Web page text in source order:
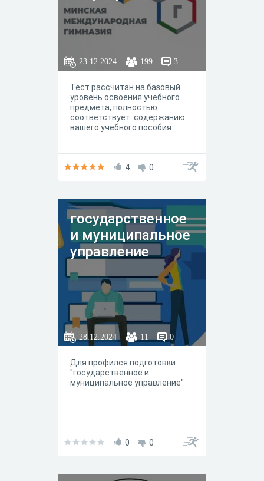
23.12.2024 199 3
Тест рассчитан на базовый
уровень освоения учебного
предмета, полностью
соответствует содержанию
вашего учебного пособия.
4 0
государственное
и муниципальное
управление
28.12.2024 11 0
Для профился подготовки
"государственное и
муниципальное управление"
0 0